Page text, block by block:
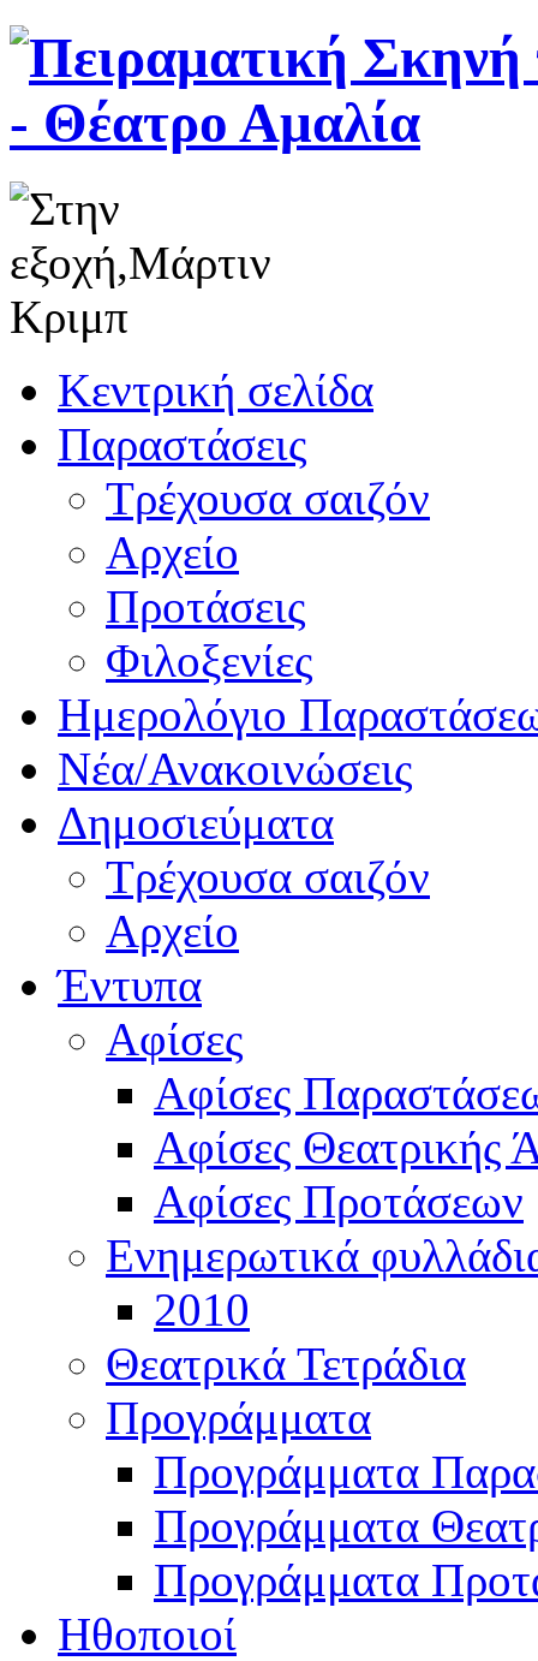
Κεντρική σελίδα
Παραστάσεις
Τρέχουσα σαιζόν
Αρχείο
Προτάσεις
Φιλοξενίες
Ημερολόγιο
Νέα/Ανακοινώσεις
Δημοσιεύματα
Τρέχουσα σαιζόν
Αρχείο
Έντυπα
Αφίσες
Αφίσες
Αφίσες Θεατρικής
Αφίσες Προτάσεων
Ενημερωτικά
2010
Θεατρικά Τετράδια
Προγράμματα
Προγράμματα
Προγράμματα
Προγράμματα
Ηθοποιοί